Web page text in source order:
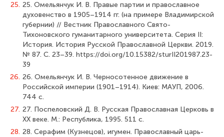
25. 25. Омельянчук И. В. Правые партии и православное
духовенство в 1905–1914 гг. (на примере Владимирской
губернии) // Вестник Православного Свято-
Тихоновского гуманитарного университета. Серия II:
История. История Русской Православной Церкви. 2019.
№ 87. С. 23–39. https://doi.org/10.15382/sturII201987.23-
39
26. 26. Омельянчук И. В. Черносотенное движение в
Российской империи (1901–1914). Киев: МАУП, 2006.
744 с.
27. 27. Поспеловский Д. В. Русская Православная Церковь в
ХХ веке. М.: Республика, 1995. 511 с.
28. 28. Серафим (Кузнецов), игумен. Православный царь-